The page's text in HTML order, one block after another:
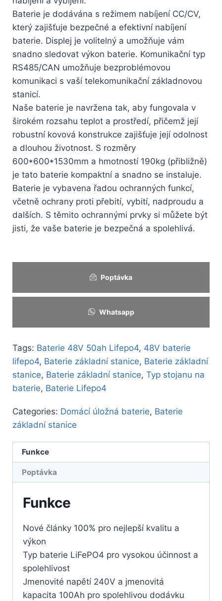
Baterie je dodávána s režimem nabíjení CC/CV,
který zajišťuje bezpečné a efektivní nabíjení
baterie. Displej je volitelný a umožňuje vám
snadno sledovat výkon baterie. Komunikační typ
RS485/CAN umožňuje bezproblémovou
komunikaci s vaší telekomunikační základnovou
stanicí.
Naše baterie je navržena tak, aby fungovala v
širokém rozsahu teplot a prostředí, přičemž její
robustní kovová konstrukce zajišťuje její odolnost
a dlouhou životnost. S rozměry
600*600*1530mm a hmotností 190kg (přibližně)
je tato baterie kompaktní a snadno se instaluje.
Baterie je vybavena řadou ochranných funkcí,
včetně ochrany proti přebití, vybití, nadproudu a
dalších. S těmito ochrannými prvky si můžete být
jisti, že vaše baterie je bezpečná a spolehlivá.
Poptávka
Whatsapp
Tags: Baterie 48V 50ah Lifepo4, 48V baterie
lifepo4, Baterie základní stanice, Baterie základní
stanice, Baterie základní stanice, Typ stojanu na
baterie, Baterie Lifepo4
Categories: Domácí úložná baterie, Baterie
základní stanice
Funkce
Poptávka
Funkce
Nové články 100% pro nejlepší kvalitu a
výkon
Typ baterie LiFePO4 pro vysokou účinnost a
spolehlivost
Jmenovité napětí 240V a jmenovitá
kapacita 100Ah pro spolehlivou dodávku